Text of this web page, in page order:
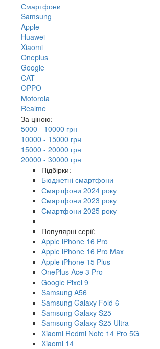
Смартфони
Samsung
Apple
Huawei
Xiaomi
Oneplus
Google
CAT
OPPO
Motorola
Realme
За ціною:
5000 - 10000 грн
10000 - 15000 грн
15000 - 20000 грн
20000 - 30000 грн
Підбірки:
Бюджетні смартфони
Смартфони 2024 року
Смартфони 2023 року
Смартфони 2025 року
Популярні серії:
Apple iPhone 16 Pro
Apple iPhone 16 Pro Max
Apple iPhone 15 Plus
OnePlus Ace 3 Pro
Google Pixel 9
Samsung A56
Samsung Galaxy Fold 6
Samsung Galaxy S25
Samsung Galaxy S25 Ultra
Xiaomi Redmi Note 14 Pro 5G
Xiaomi 14